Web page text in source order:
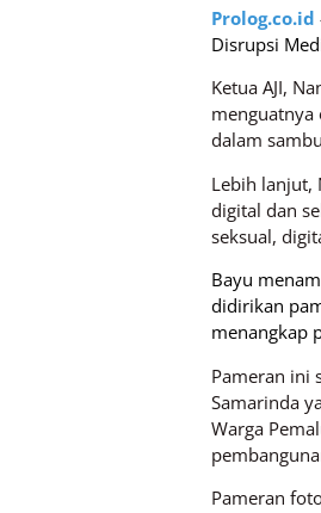
Prolog.co.id
Disrupsi
Ketua AJI,
menguatnya
dalam
Lebih lanjut,
digital dan
seksual,
Bayu
didirikan
menangkap
Pameran ini
Samarinda
Warga
Pameran